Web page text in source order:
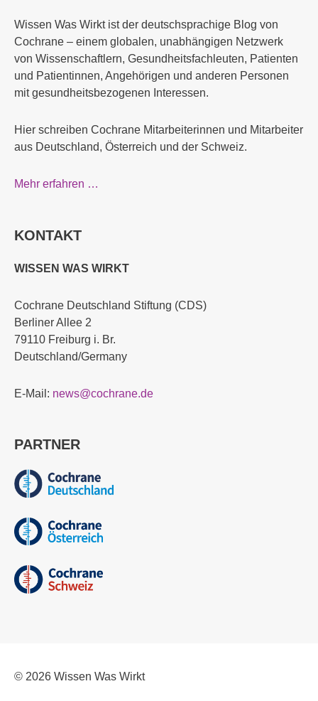
Wissen Was Wirkt ist der deutschsprachige Blog von
Cochrane – einem globalen, unabhängigen Netzwerk
von Wissenschaftlern, Gesundheitsfachleuten, Patienten
und Patientinnen, Angehörigen und anderen Personen
mit gesundheitsbezogenen Interessen.
Hier schreiben Cochrane Mitarbeiterinnen und Mitarbeiter
aus Deutschland, Österreich und der Schweiz.
Mehr erfahren …
KONTAKT
WISSEN WAS WIRKT
Cochrane Deutschland Stiftung (CDS)
Berliner Allee 2
79110 Freiburg i. Br.
Deutschland/Germany
E-Mail: news@cochrane.de
PARTNER
© 2026 Wissen Was Wirkt